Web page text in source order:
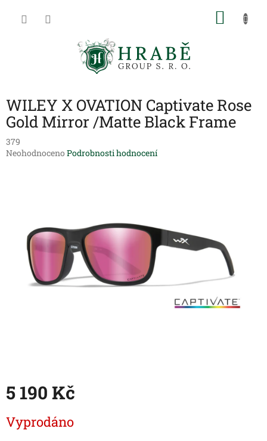
WILEY X OVATION Captivate Rose
Gold Mirror /Matte Black Frame
379
Průměrné
hvězdiček.
Neohodnoceno Podrobnosti hodnocení
5 190 Kč
cena:
Vyprodáno